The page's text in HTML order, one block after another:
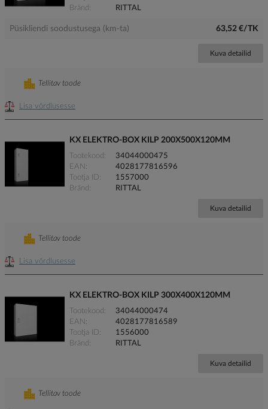
Bränd
RITTAL
Püsikliendi soodustusega (km-ta) 63,52 €/TK
Kuva detailid
Lisa võrdlusesse
Tellitav toode
KX ELEKTRO-BOX KILP 200X500X120MM
Tootekood
34044000475
EAN
4028177816596
Tootja ID
1557000
Bränd
RITTAL
Kuva detailid
Lisa võrdlusesse
Tellitav toode
KX ELEKTRO-BOX KILP 300X400X120MM
Tootekood
34044000474
EAN
4028177816589
Tootja ID
1556000
Bränd
RITTAL
Kuva detailid
Tellitav toode